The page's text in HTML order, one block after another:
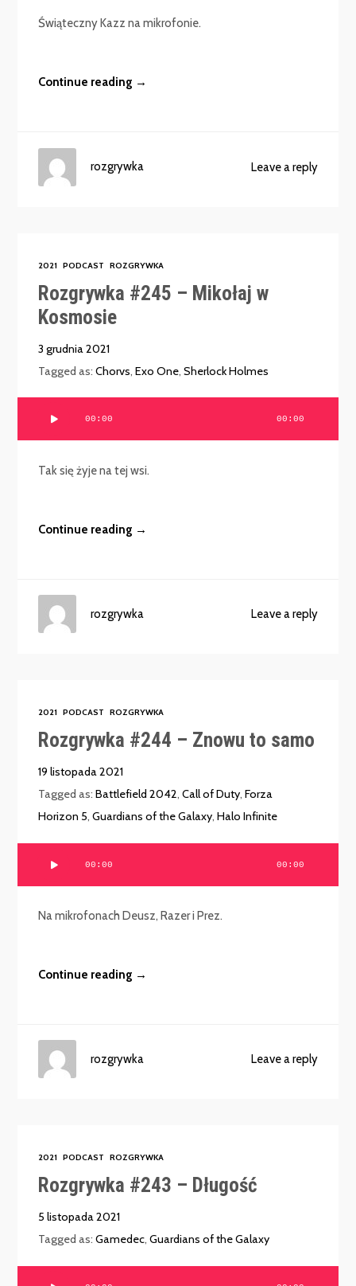
Świąteczny Kazz na mikrofonie.
Continue reading →
Leave a reply
rozgrywka
2021 PODCAST ROZGRYWKA
Rozgrywka #245 – Mikołaj w
Kosmosie
3 grudnia 2021
Tagged as:Chorvs ,Exo One ,Sherlock Holmes
00:00 00:00
Tak się żyje na tej wsi.
Continue reading →
Leave a reply
rozgrywka
2021 PODCAST ROZGRYWKA
Rozgrywka #244 – Znowu to samo
19 listopada 2021
Tagged as:Battlefield 2042,Call of Duty,Forza
Horizon 5,Guardians of the Galaxy,Halo Infinite
00:00 00:00
Na mikrofonach Deusz, Razer i Prez.
Continue reading →
Leave a reply
rozgrywka
2021 PODCAST ROZGRYWKA
Rozgrywka #243 – Długość
5 listopada 2021
Tagged as:Gamedec,Guardians of the Galaxy